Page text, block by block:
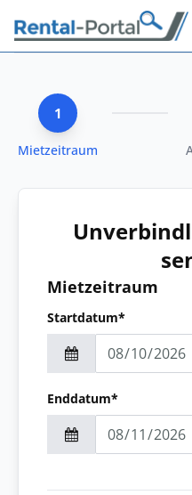
1
Mietzeitraum
Mietzeitraum
Startdatum*
Enddatum*